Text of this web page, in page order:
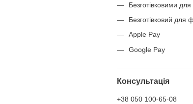
Безготівковими
Безготівковий для
Apple Pay
Google Pay
Консультація
+38 050 100-65-08